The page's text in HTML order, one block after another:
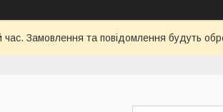
час. Замовлення та повідомлення будуть